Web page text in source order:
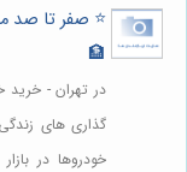
⭐️ صفر تا صد
🏦
در تهران - خرید
گذاری های
خودروها در